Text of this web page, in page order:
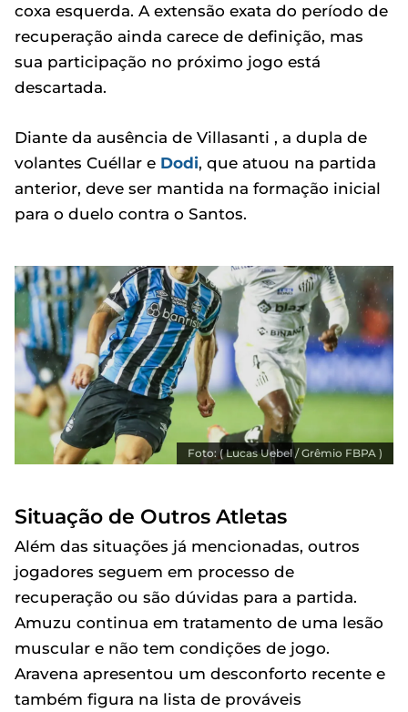
coxa esquerda. A extensão exata do período de
recuperação ainda carece de definição, mas
sua participação no próximo jogo está
descartada.
Diante da ausência de Villasanti , a dupla de
volantes Cuéllar e Dodi, que atuou na partida
anterior, deve ser mantida na formação inicial
para o duelo contra o Santos.
Foto: ( Lucas Uebel / Grêmio FBPA )
Situação de Outros Atletas
Além das situações já mencionadas, outros
jogadores seguem em processo de
recuperação ou são dúvidas para a partida.
Amuzu continua em tratamento de uma lesão
muscular e não tem condições de jogo.
Aravena apresentou um desconforto recente e
também figura na lista de prováveis